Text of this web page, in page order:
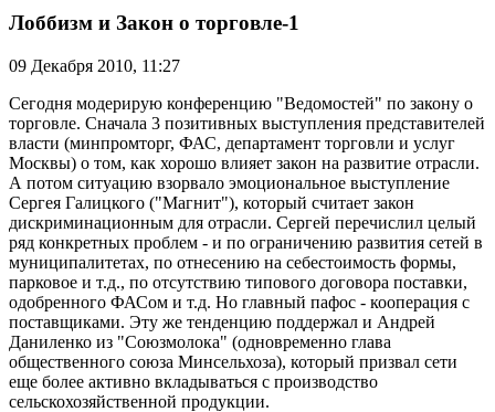
Лоббизм и Закон о торговле-1
09 Декабря 2010, 11:27
Сегодня модерирую конференцию "Ведомостей" по закону о
торговле. Сначала 3 позитивных выступления представителей
власти (минпромторг, ФАС, департамент торговли и услуг
Москвы) о том, как хорошо влияет закон на развитие отрасли.
А потом ситуацию взорвало эмоциональное выступление
Сергея Галицкого ("Магнит"), который считает закон
дискриминационным для отрасли. Сергей перечислил целый
ряд конкретных проблем - и по ограничению развития сетей в
муниципалитетах, по отнесению на себестоимость формы,
парковое и т.д., по отсутствию типового договора поставки,
одобренного ФАСом и т.д. Но главный пафос - кооперация с
поставщиками. Эту же тенденцию поддержал и Андрей
Даниленко из "Союзмолока" (одновременно глава
общественного союза Минсельхоза), который призвал сети
еще более активно вкладываться с производство
сельскохозяйственной продукции.